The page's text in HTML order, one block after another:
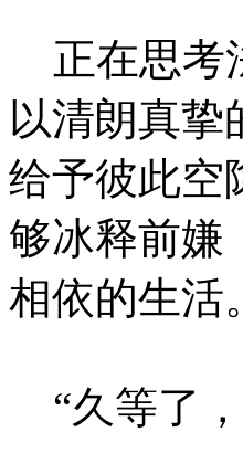
正在思考
以清朗真挚
给予彼此空
够冰释前嫌
相依的生活。
“久等了